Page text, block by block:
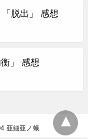
脱出」 感想
」 感想
亜細亜ノ蛾